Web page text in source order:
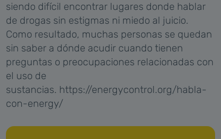
siendo difícil encontrar lugares donde hablar
de drogas sin estigmas ni miedo al juicio.
Como resultado, muchas personas se quedan
sin saber a dónde acudir cuando tienen
preguntas o preocupaciones relacionadas con
el uso de
sustancias. https://energycontrol.org/habla-
con-energy/